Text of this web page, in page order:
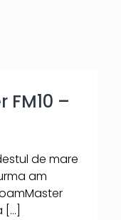
–
de mare
am
[…]